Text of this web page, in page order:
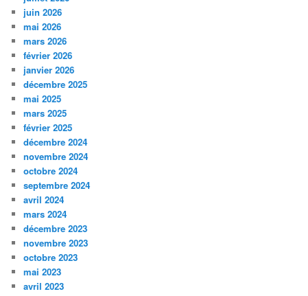
r
c
h
e
juin 2026
mai 2026
mars 2026
février 2026
janvier 2026
décembre 2025
mai 2025
mars 2025
février 2025
décembre 2024
novembre 2024
octobre 2024
septembre 2024
avril 2024
mars 2024
décembre 2023
novembre 2023
octobre 2023
mai 2023
avril 2023